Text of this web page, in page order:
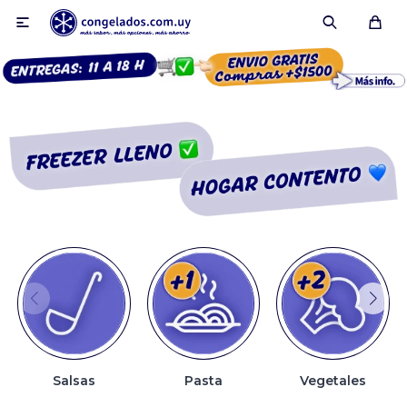

Salsas Pasta Vegetales
Smoothies
Fruta congelada
Pulpas
Pizzas